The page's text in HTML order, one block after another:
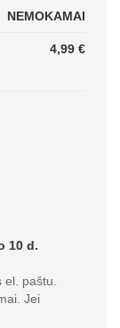
NEMOKAMAI
4,99 €
10 d.
el. paštu.
Jei